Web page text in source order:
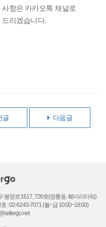
항은 카카오톡 채널로
드리겠습니다.
다음글
봉영로 1617, 726호(영통동, 훼미리타워)
: 02-6243-7071 (월~금 10:00~18:00)